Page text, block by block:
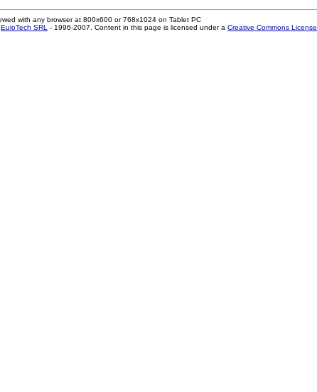
with any browser at 800x600 or 768x1024 on Tablet PC
EuloTech SRL - 1996-2007. Content in this page is licensed under a Creative Commons License